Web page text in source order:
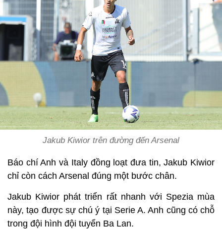
Jakub Kiwior trên đường đến Arsenal
Báo chí Anh và Italy đồng loạt đưa tin, Jakub Kiwior
chỉ còn cách Arsenal đúng một bước chân.
Jakub Kiwior phát triển rất nhanh với Spezia mùa
này, tạo được sự chú ý tại Serie A. Anh cũng có chỗ
trong đội hình đội tuyển Ba Lan.